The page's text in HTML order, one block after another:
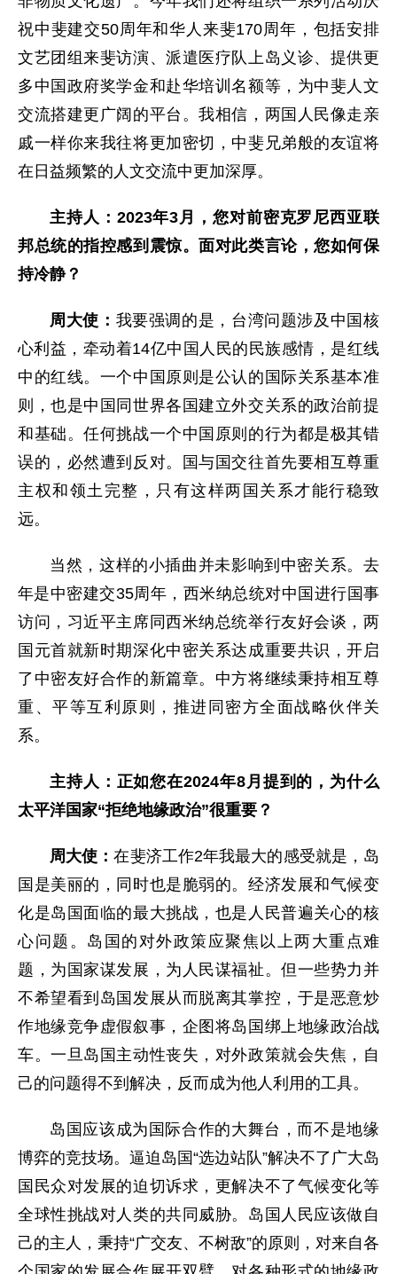
祝中斐建交50周年和华人来斐170周年，包括安排
文艺团组来斐访演、派遣医疗队上岛义诊、提供更
多中国政府奖学金和赴华培训名额等，为中斐人文
交流搭建更广阔的平台。我相信，两国人民像走亲
戚一样你来我往将更加密切，中斐兄弟般的友谊将
在日益频繁的人文交流中更加深厚。
主持人：2023年3月，您对前密克罗尼西亚联
邦总统的指控感到震惊。面对此类言论，您如何保
持冷静？
周大使： 我要强调的是，台湾问题涉及中国核
心利益，牵动着14亿中国人民的民族感情，是红线
中的红线。一个中国原则是公认的国际关系基本准
则，也是中国同世界各国建立外交关系的政治前提
和基础。任何挑战一个中国原则的行为都是极其错
误的，必然遭到反对。国与国交往首先要相互尊重
主权和领土完整，只有这样两国关系才能行稳致
远。
当然，这样的小插曲并未影响到中密关系。去
年是中密建交35周年，西米纳总统对中国进行国事
访问，习近平主席同西米纳总统举行友好会谈，两
国元首就新时期深化中密关系达成重要共识，开启
了中密友好合作的新篇章。中方将继续秉持相互尊
重、平等互利原则，推进同密方全面战略伙伴关
系。
主持人：正如您在2024年8月提到的，为什么
太平洋国家“拒绝地缘政治”很重要？
周大使：在斐济工作2年我最大的感受就是，岛
国是美丽的，同时也是脆弱的。经济发展和气候变
化是岛国面临的最大挑战，也是人民普遍关心的核
心问题。岛国的对外政策应聚焦以上两大重点难
题，为国家谋发展，为人民谋福祉。但一些势力并
不希望看到岛国发展从而脱离其掌控，于是恶意炒
作地缘竞争虚假叙事，企图将岛国绑上地缘政治战
车。一旦岛国主动性丧失，对外政策就会失焦，自
己的问题得不到解决，反而成为他人利用的工具。
岛国应该成为国际合作的大舞台，而不是地缘
博弈的竞技场。逼迫岛国“选边站队”解决不了广大岛
国民众对发展的迫切诉求，更解决不了气候变化等
全球性挑战对人类的共同威胁。岛国人民应该做自
己的主人，秉持“广交友、不树敌”的原则，对来自各